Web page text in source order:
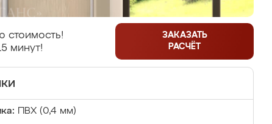
стоимость!
минут!
ЗАКАЗАТЬ
РАСЧЁТ
ПВХ (0,4 мм)